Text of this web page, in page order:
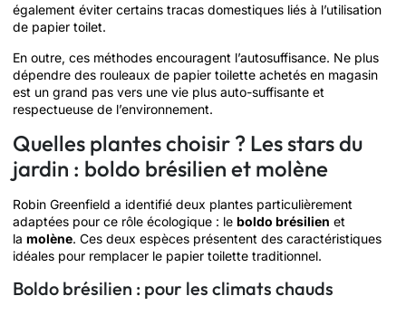
également éviter certains tracas domestiques liés à l’utilisation
de papier toilet.
En outre, ces méthodes encouragent l’autosuffisance. Ne plus
dépendre des rouleaux de papier toilette achetés en magasin
est un grand pas vers une vie plus auto-suffisante et
respectueuse de l’environnement.
Quelles plantes choisir ? Les stars du
jardin : boldo brésilien et molène
Robin Greenfield a identifié deux plantes particulièrement
adaptées pour ce rôle écologique : le boldo brésilien et
la molène. Ces deux espèces présentent des caractéristiques
idéales pour remplacer le papier toilette traditionnel.
Boldo brésilien : pour les climats chauds